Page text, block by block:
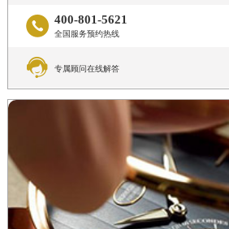
 400-801-5621
全国服务预约热线
 专属顾问在线解答